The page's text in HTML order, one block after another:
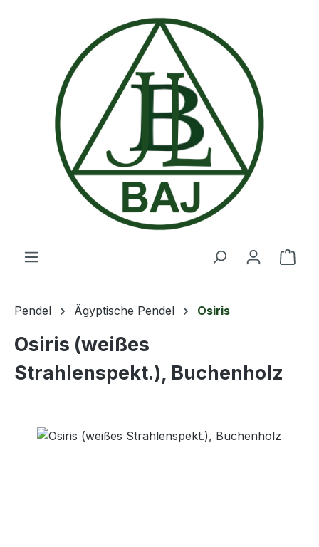
Zum Hauptinhalt springen
Pendel Ägyptische Pendel Osiris
Osiris (weißes
Strahlenspekt.), Buchenholz
Bildergalerie überspringen